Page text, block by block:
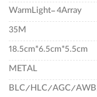
WarmLight- 4Array
35M
18.5cm*6.5cm*5.5cm
METAL
BLC/HLC/AGC/